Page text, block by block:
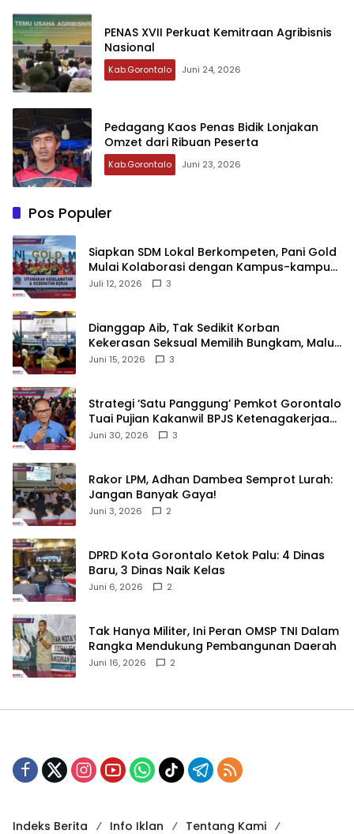
PENAS XVII Perkuat Kemitraan Agribisnis
Nasional
Kab.Gorontalo Juni 24, 2026
Pedagang Kaos Penas Bidik Lonjakan
Omzet dari Ribuan Peserta
Kab.Gorontalo Juni 23, 2026
Pos Populer
‎Siapkan SDM Lokal Berkompeten, Pani Gold
Mulai Kolaborasi dengan Kampus-kampus
di Gorontalo
Juli 12, 2026 3
‎Dianggap Aib, Tak Sedikit Korban
Kekerasan Seksual Memilih Bungkam, Malu
untuk Melapor!‎
Juni 15, 2026 3
Strategi ‘Satu Panggung’ Pemkot Gorontalo
Tuai Pujian Kakanwil BPJS Ketenagakerjaan
Sulama‎‎
Juni 30, 2026 3
‎Rakor LPM, Adhan Dambea Semprot Lurah:
Jangan Banyak Gaya!‎
Juni 3, 2026 2
‎DPRD Kota Gorontalo Ketok Palu: 4 Dinas
Baru, 3 Dinas Naik Kelas
Juni 6, 2026 2
‎Tak Hanya Militer, Ini Peran OMSP TNI Dalam
Rangka Mendukung Pembangunan Daerah
Juni 16, 2026 2
Indeks Berita Info Iklan Tentang Kami